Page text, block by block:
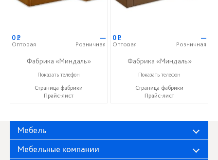
0Р
Оптовая
—
Розничная
Фабрика «Миндаль»
+7 (927) 630-62-82
Показать телефон
Страница фабрики
Прайс-лист
0Р
Оптовая
—
Розничная
Фабрика «Миндаль»
+7 (927) 630-62-82
Показать телефон
Страница фабрики
Прайс-лист
Мебель
Мебельные компании